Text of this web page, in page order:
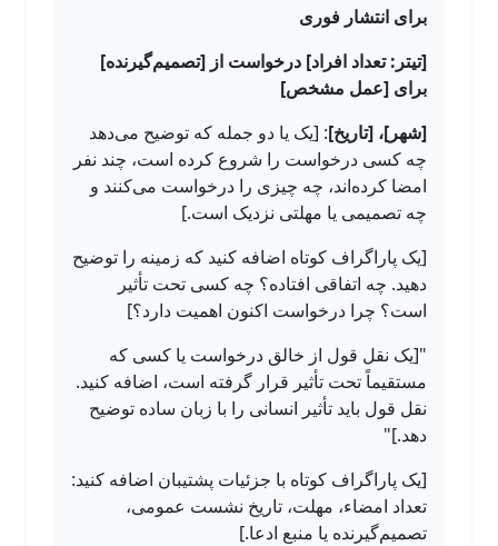
برای انتشار فوری
[تیتر: تعداد افراد] درخواست از [تصمیم‌گیرنده]
برای [عمل مشخص]
[شهر]، [تاریخ]: [یک یا دو جمله که توضیح می‌دهد
چه کسی درخواست را شروع کرده است، چند نفر
امضا کرده‌اند، چه چیزی را درخواست می‌کنند و
چه تصمیمی یا مهلتی نزدیک است.]
[یک پاراگراف کوتاه اضافه کنید که زمینه را توضیح
دهید. چه اتفاقی افتاده؟ چه کسی تحت تأثیر
است؟ چرا درخواست اکنون اهمیت دارد؟]
"[یک نقل قول از خالق درخواست یا کسی که
مستقیماً تحت تأثیر قرار گرفته است، اضافه کنید.
نقل قول باید تأثیر انسانی را با زبان ساده توضیح
دهد.]"
[یک پاراگراف کوتاه با جزئیات پشتیبان اضافه کنید:
تعداد امضاء، مهلت، تاریخ نشست عمومی،
تصمیم‌گیرنده یا منبع ادعا.]